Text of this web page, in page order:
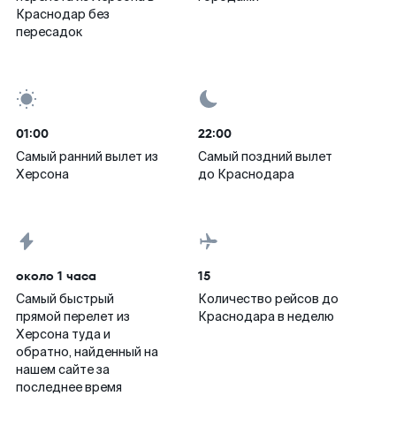
Краснодар без
пересадок
01:00
Самый ранний вылет из
Херсона
22:00
Самый поздний вылет
до Краснодара
около 1 часа
Самый быстрый
прямой перелет из
Херсона туда и
обратно, найденный на
нашем сайте за
последнее время
15
Количество рейсов до
Краснодара в неделю